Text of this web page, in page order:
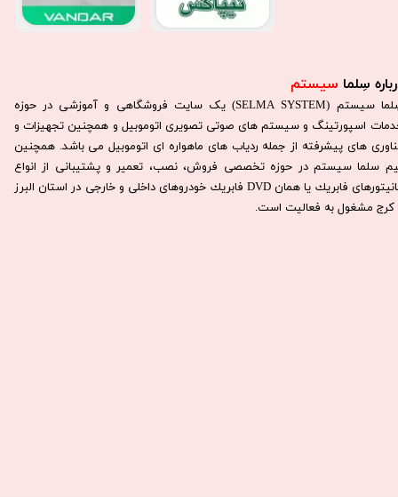
سِلما سیستم​​​​​​​
سِلما سيستم (SELMA SYSTEM) یک سایت فروشگاهی و آموزشی در حوزه
اسپورتینگ و سیستم های صوتی تصویری اتوموبیل و همچنین تجهیزات و
های پیشرفته از جمله ردیاب های ماهواره ای اتوموبیل می باشد. همچنين
سلما سيستم در حوزه تخصصی فروش، نصب، تعمير و پشتيبانی از انواع
مانيتورهای فابريك يا همان DVD فابريك خودروهای داخلی و خارجی در استان البرز
كرج مشغول به فعاليت است.​​​​​​​